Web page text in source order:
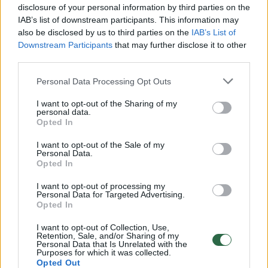
disclosure of your personal information by third parties on the
IAB’s list of downstream participants. This information may
also be disclosed by us to third parties on the IAB’s List of
Downstream Participants that may further disclose it to other
Personal Data Processing Opt Outs
I want to opt-out of the Sharing of my
personal data.
Opted In
I want to opt-out of the Sale of my
Personal Data.
Opted In
I want to opt-out of processing my
Personal Data for Targeted Advertising.
Opted In
I want to opt-out of Collection, Use,
Retention, Sale, and/or Sharing of my
Personal Data that Is Unrelated with the
Purposes for which it was collected.
Opted Out
00:00:30
Vaizdai iš tragiškos avarijos Vilniaus r.: dviejų moterų ir
vaiko gyvybių išgelbėti nepavyko
Žinios | Lietuvos diena
00:00:57
Savaitės vidurys nusimato karštas: temperatūra kils iki
32 laipsnių šilumos
Žinios Orai
V. Zalužno pasisakymą laiko bandymu įsitvirtinti
Ukrainos politikoje: jis yra neteisus
Nufilmavo, kaip patvino Vilniaus Vakarinis aplinkkelis: